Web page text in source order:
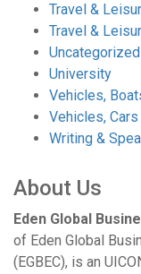
Travel &
Travel &
Uncategorized
University
Vehicles,
Vehicles, Cars
Writing &
About Us
Eden Global
of Eden Global
(EGBEC), is an